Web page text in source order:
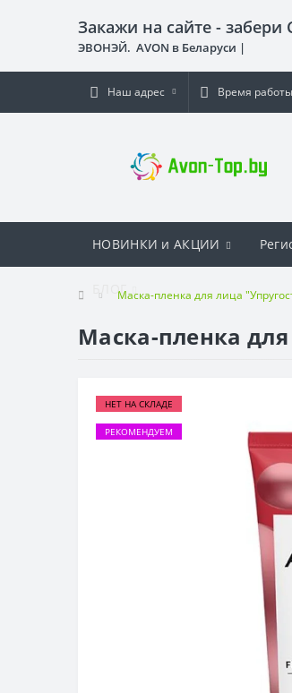
Закажи на сайте -
ЭВОНЭЙ. AVON в Беларуси |
Наш адрес Время работы
НОВИНКИ и АКЦИИ
БЛОГМаска-пленка для лица
Маска-пленка
НЕТ НА СКЛАДЕ
РЕКОМЕНДУЕМ